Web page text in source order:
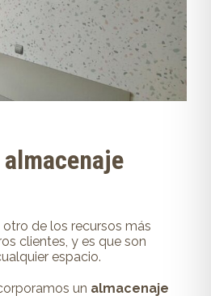
otro de los recursos más
clientes, y es que son
espacio.
un almacenaje